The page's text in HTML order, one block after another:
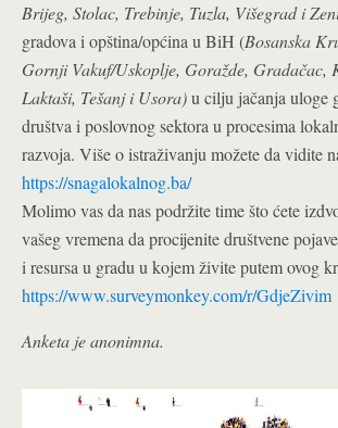
Brijeg, Stolac, Trebinje, Tuzla, Višegrad i
gradova i opština/općina u BiH (Bosanska
Gornji Vakuf/Uskoplje, Goražde, Gradačac,
Laktaši, Tešanj i Usora)u cilju jačanja uloge
društva i poslovnog sektora u procesima
razvoja. Više o istraživanju možete da vidite
https://snagalokalnog.ba/
Molimo vas da nas podržite time što ćete
vašeg vremena da procijenite društvene
i resursa u gradu u kojem živite putem ovog
https://www.surveymonkey.com/r/GdjeZivim
Anketa je anonimna.